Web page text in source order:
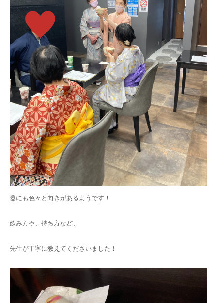
器にも色々と向きがあるようです！
飲み方や、持ち方など、
先生が丁寧に教えてくださいました！